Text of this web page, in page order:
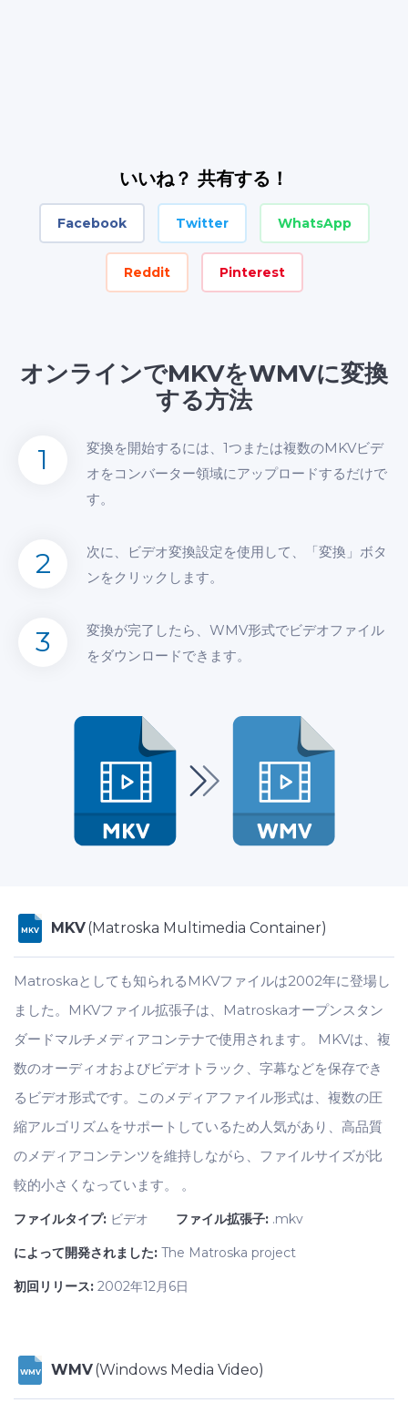
いいね？ 共有する！
Facebook Twitter WhatsApp
Reddit Pinterest
オンラインでMKVをWMVに変換
する方法
1
変換を開始するには、1つまたは複数のMKVビデ
オをコンバーター領域にアップロードするだけで
す。
2
次に、ビデオ変換設定を使用して、「変換」ボタ
ンをクリックします。
3
変換が完了したら、WMV形式でビデオファイル
をダウンロードできます。
MKV MKV(Matroska Multimedia Container)
Matroskaとしても知られるMKVファイルは2002年に登場し
ました。MKVファイル拡張子は、Matroskaオープンスタン
ダードマルチメディアコンテナで使用されます。 MKVは、複
数のオーディオおよびビデオトラック、字幕などを保存でき
るビデオ形式です。このメディアファイル形式は、複数の圧
縮アルゴリズムをサポートしているため人気があり、高品質
のメディアコンテンツを維持しながら、ファイルサイズが比
較的小さくなっています。 。
ファイルタイプ: ビデオ ファイル拡張子: .mkv
によって開発されました: The Matroska project
初回リリース: 2002年12月6日
WMV WMV(Windows Media Video)